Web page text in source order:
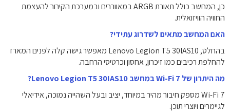
כן, המחשב כולל תאורת ARGB במאווררים ובמערכת הקירור להעצמת
החוויה הוויזואלית.
האם המחשב מתאים לשדרוג עתידי?
בהחלט, Lenovo Legion T5 30IAS10 מאפשר גישה קלה לפנים המארז
להחלפת רכיבים כמו זיכרון, אחסון וכרטיסי הרחבה.
מה היתרון של Wi-Fi 7 במחשב Lenovo Legion T5 30IAS10?
Wi-Fi 7 מספק חיבור מהיר במיוחד, יציב ובעל השהייה נמוכה, אידיאלי
לגיימרים ויוצרי תוכן.